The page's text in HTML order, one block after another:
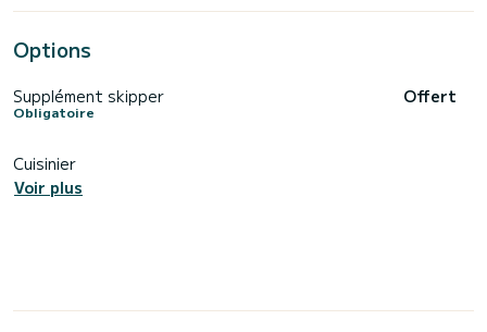
Options
Supplément skipper
Obligatoire
Offert
Cuisinier
Voir plus